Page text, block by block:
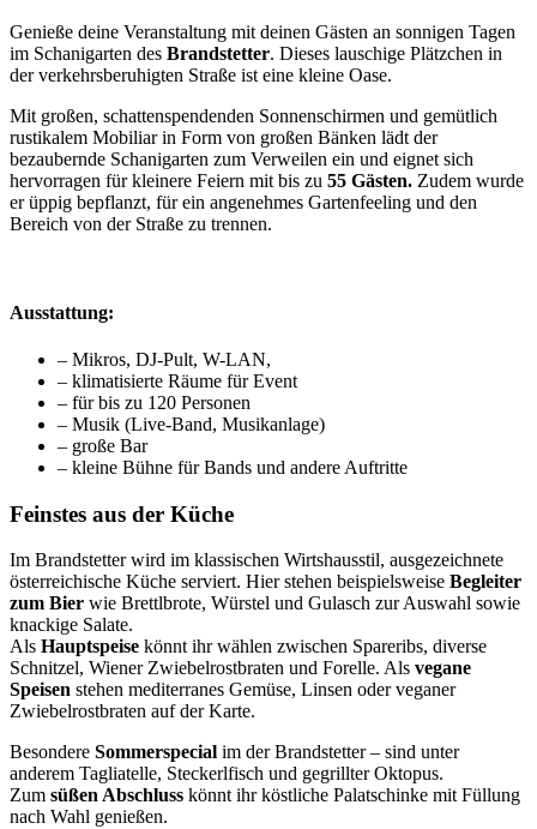
Genieße deine Veranstaltung mit deinen Gästen an sonnigen Tagen
im Schanigarten des Brandstetter. Dieses lauschige Plätzchen in
der verkehrsberuhigten Straße ist eine kleine Oase.
Mit großen, schattenspendenden Sonnenschirmen und gemütlich
rustikalem Mobiliar in Form von großen Bänken lädt der
bezaubernde Schanigarten zum Verweilen ein und eignet sich
hervorragen für kleinere Feiern mit bis zu 55 Gästen. Zudem wurde
er üppig bepflanzt, für ein angenehmes Gartenfeeling und den
Bereich von der Straße zu trennen.
Ausstattung:
– Mikros, DJ-Pult, W-LAN,
– klimatisierte Räume für Event
– für bis zu 120 Personen
– Musik (Live-Band, Musikanlage)
– große Bar
– kleine Bühne für Bands und andere Auftritte
Feinstes aus der Küche
Im Brandstetter wird im klassischen Wirtshausstil, ausgezeichnete
österreichische Küche serviert. Hier stehen beispielsweise Begleiter
zum Bier wie Brettlbrote, Würstel und Gulasch zur Auswahl sowie
knackige Salate.
Als Hauptspeise könnt ihr wählen zwischen Spareribs, diverse
Schnitzel, Wiener Zwiebelrostbraten und Forelle. Als vegane
Speisen stehen mediterranes Gemüse, Linsen oder veganer
Zwiebelrostbraten auf der Karte.
Besondere Sommerspecial im der Brandstetter – sind unter
anderem Tagliatelle, Steckerlfisch und gegrillter Oktopus.
Zum süßen Abschluss könnt ihr köstliche Palatschinke mit Füllung
nach Wahl genießen.